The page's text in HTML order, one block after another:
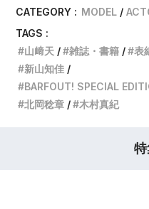
CATEGORY : MODEL
TAGS :
山﨑天
雑誌・書籍 表
新山知佳
BARFOUT! SPECIAL
北岡稔章
木村真紀